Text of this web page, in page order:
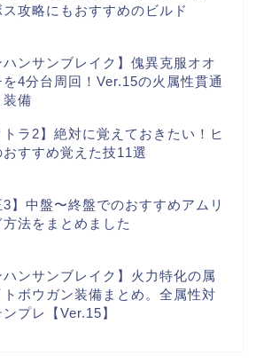
ス攻略にもおすすめのビルド
ハンサンブレイク】傀異克服オオ
4分台周回！Ver.15の火属性貫通
装備
トラ2】絶対に覚えておきたい！ヒ
おすすめ覚えた技11選
3】中盤〜終盤でのおすすめアムリ
方法をまとめました
ハンサンブレイク】火力特化の属
トボウガン装備まとめ。全属性対
プレ【Ver.15】